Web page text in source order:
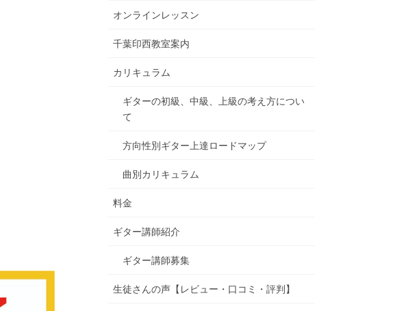
オンラインレッスン
千葉印西教室案内
カリキュラム
ギターの初級、中級、上級の考え方につい
て
方向性別ギター上達ロードマップ
曲別カリキュラム
料金
ギター講師紹介
ギター講師募集
生徒さんの声【レビュー・口コミ・評判】